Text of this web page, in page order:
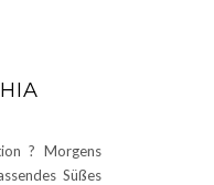
? Morgens
Süßes